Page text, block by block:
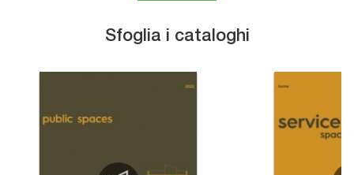
Sfoglia i cataloghi